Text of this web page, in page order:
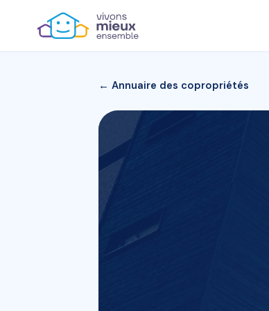
← Annuaire des copropriétés